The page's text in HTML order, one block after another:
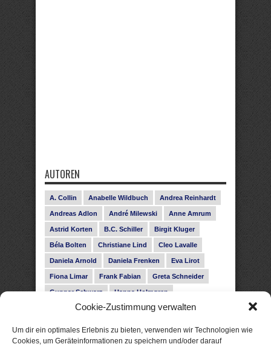
Cookie-Zustimmung verwalten
Um dir ein optimales Erlebnis zu bieten, verwenden wir Technologien wie
Cookies, um Geräteinformationen zu speichern und/oder darauf
AUTOREN
A. Collin Anabelle Wildbuch Andrea Reinhardt
Andreas Adlon André Milewski Anne Amrum
Astrid Korten B.C. Schiller Birgit Kluger
Béla Bolten Christiane Lind Cleo Lavalle
Daniela Arnold Daniela Frenken Eva Lirot
Fiona Limar Frank Fabian Greta Schneider
Gunnar Schwarz Hanna Holmgren
Heike Fröhling Ina Glahe Ivo Pala J. Vellguth
Leonie Haubrich Lilly Labord Livia Pipes